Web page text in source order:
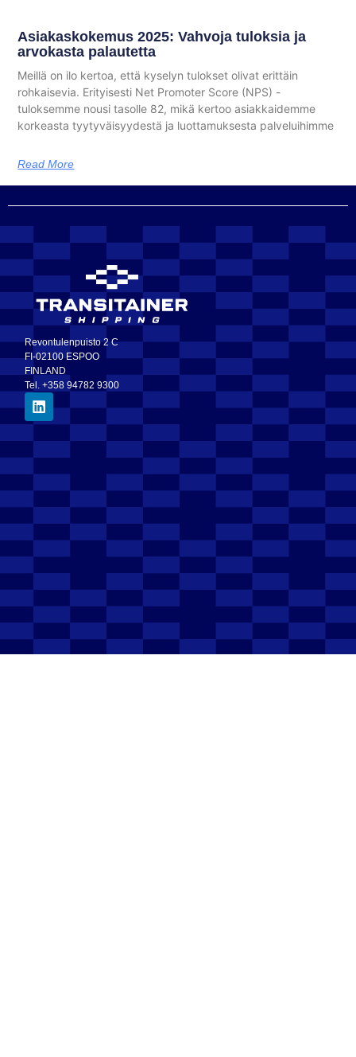
Asiakaskokemus 2025: Vahvoja tuloksia ja
arvokasta palautetta
Meillä on ilo kertoa, että kyselyn tulokset olivat erittäin
rohkaisevia. Erityisesti Net Promoter Score (NPS) -
tuloksemme nousi tasolle 82, mikä kertoo asiakkaidemme
korkeasta tyytyväisyydestä ja luottamuksesta palveluihimme
Read More
Revontulenpuisto 2 C
FI-02100 ESPOO
FINLAND
Tel. +358 94782 9300